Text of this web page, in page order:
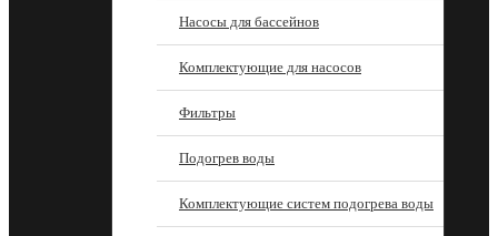
Насосы для бассейнов
Комплектующие для насосов
Фильтры
Подогрев воды
Комплектующие систем подогрева воды